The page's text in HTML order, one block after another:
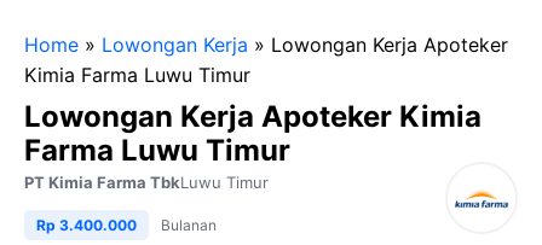
Home » Lowongan Kerja » Lowongan Kerja Apoteker
Kimia Farma Luwu Timur
Lowongan Kerja Apoteker Kimia
Farma Luwu Timur
PT Kimia Farma TbkLuwu Timur
Rp 3.400.000 Bulanan